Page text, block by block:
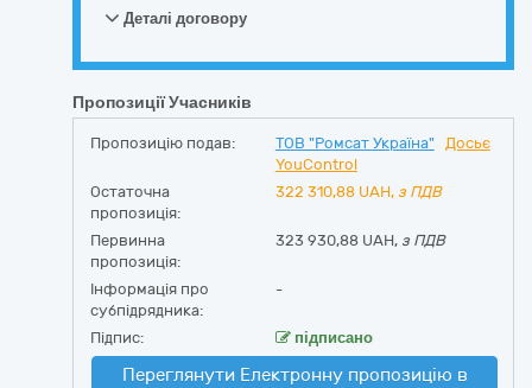
Деталі договору
Пропозиції Учасників
Пропозицію подав: ТОВ "Ромсат Україна"
Досьє
YouControl
Остаточна
пропозиція:
322 310,88 UAH, з ПДВ
Первинна
пропозиція:
323 930,88 UAH, з ПДВ
Інформація про
субпідрядника:
-
Підпис: підписано
Переглянути Електронну пропозицію в